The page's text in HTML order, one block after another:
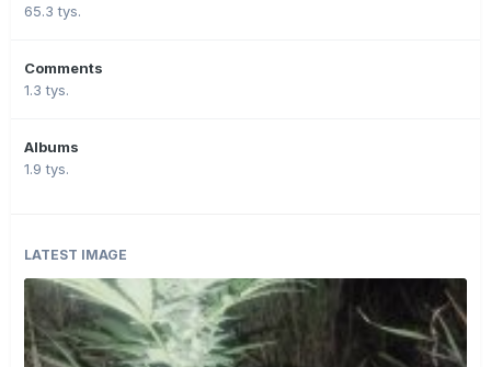
65.3 tys.
Comments
1.3 tys.
Albums
1.9 tys.
LATEST IMAGE